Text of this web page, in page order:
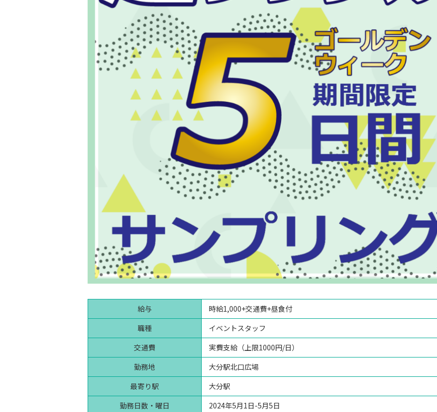
給与
時給1,000+交通費+昼食付
職種
イベントスタッフ
交通費
実費支給（上限1000円/日）
勤務地
大分駅北口広場
最寄り駅
大分駅
勤務日数・曜日
2024年5月1日-5月5日